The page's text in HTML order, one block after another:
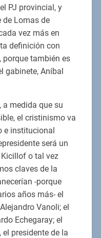
PJ provincial, y
de Lomas de
vez más en
definición con
también es
gabinete, Aníbal
medida que su
el cristinismo va
e institucional
será un
Kicillof o tal vez
claves de la
-porque
años más- el
Vanoli; el
Echegaray; el
el presidente de la